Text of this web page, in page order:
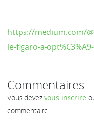
https://medium.com/
le-figaro-a-
Commentaires
Vous devez vous inscrire
commentaire